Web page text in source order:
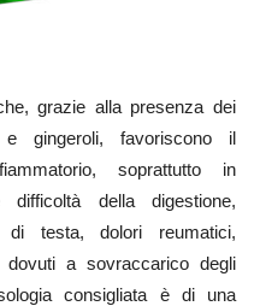
grazie alla presenza dei
e gingeroli, favoriscono il
soprattutto in
della digestione,
di testa, dolori reumatici,
a sovraccarico degli
consigliata è di una